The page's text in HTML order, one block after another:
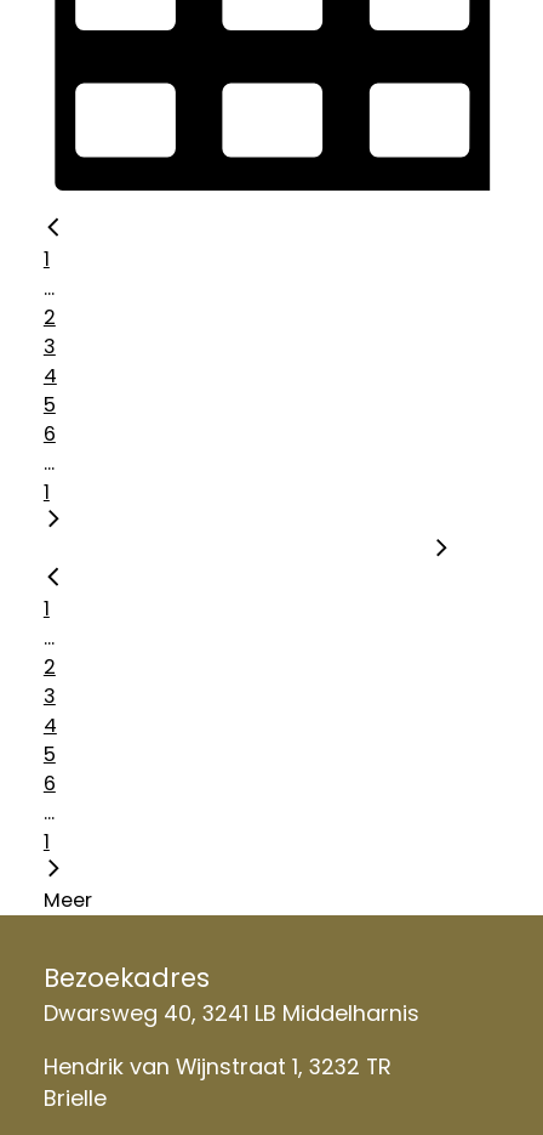
1
...
2
3
4
5
6
...
1
1
...
2
3
4
5
6
...
1
Meer
Bezoekadres
Dwarsweg 40, 3241 LB Middelharnis
Hendrik van Wijnstraat 1, 3232 TR
Brielle